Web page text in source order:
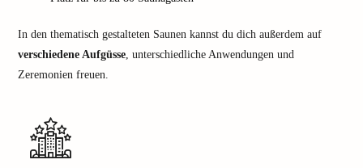
In den thematisch gestalteten Saunen kannst du dich außerdem auf
verschiedene Aufgüsse, unterschiedliche Anwendungen und
Zeremonien freuen.